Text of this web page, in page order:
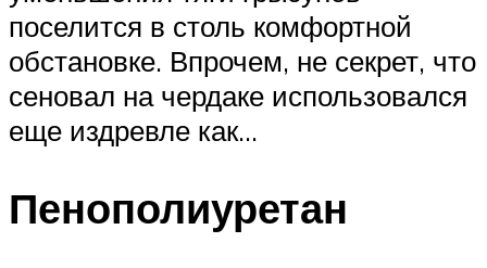
поселится в столь комфортной
обстановке. Впрочем, не секрет, что
сеновал на чердаке использовался
еще издревле как…
Пенополиуретан